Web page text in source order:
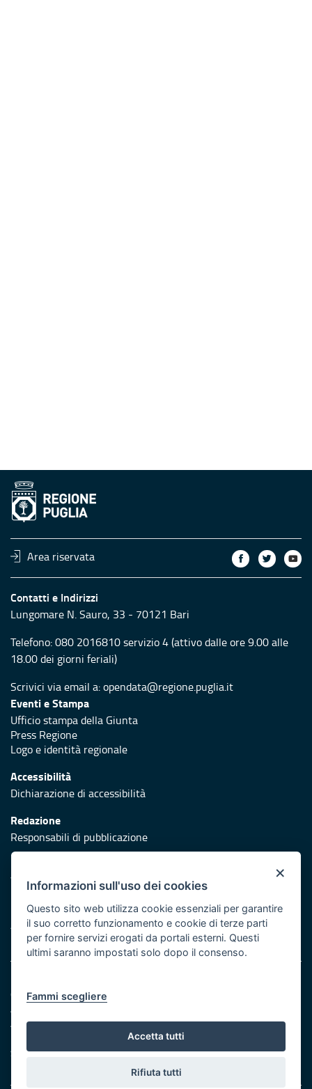
Area riservata
Contatti e Indirizzi
Lungomare N. Sauro, 33 - 70121 Bari
Telefono:080 2016810 servizio 4(attivo dalle ore 9.00 alle
18.00 dei giorni feriali)
Scrivici via email a:opendata@regione.puglia.it
Eventi e Stampa
Ufficio stampa della Giunta
Press Regione
Logo e identità regionale
Accessibilità
Dichiarazione di accessibilità
Redazione
Responsabili di pubblicazione
Vai al sito di Protezione Civile Puglia
Iniziativa finanziata con risorse del POR Puglia 2014/2020 -
Asse XI e Asse II ed ulteriormente sviluppata con risorse PR
FESR/FSE+ 2021/2027 Azione 1.8
Cookie e privacy
Amministrazione trasparente
Atti di notifica
Servizi intranet
×
Informazioni sull'uso dei cookies
Questo sito web utilizza cookie essenziali per garantire
il suo corretto funzionamento e cookie di terze parti
per fornire servizi erogati da portali esterni. Questi
ultimi saranno impostati solo dopo il consenso.
Fammi scegliere
Accetta tutti
Rifiuta tutti